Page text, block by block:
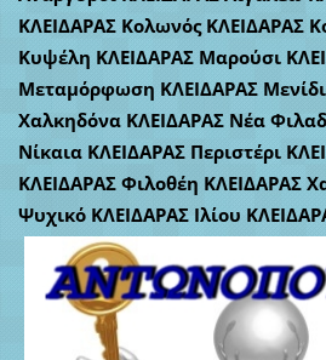
ΚΛΕΙΔΑΡΑΣ Κολωνός ΚΛΕΙΔΑΡΑΣ
Κυψέλη ΚΛΕΙΔΑΡΑΣ Μαρούσι
Μεταμόρφωση ΚΛΕΙΔΑΡΑΣ
Χαλκηδόνα ΚΛΕΙΔΑΡΑΣ Νέα
Νίκαια ΚΛΕΙΔΑΡΑΣ Περιστέρι
ΚΛΕΙΔΑΡΑΣ Φιλοθέη ΚΛΕΙΔΑΡΑΣ
Ψυχικό ΚΛΕΙΔΑΡΑΣ Ιλίου